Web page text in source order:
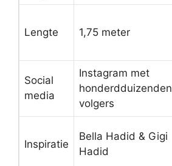
Lengte 1,75 meter
Social
media
Instagram met
honderdduizenden
volgers
Inspiratie
Bella Hadid & Gigi
Hadid